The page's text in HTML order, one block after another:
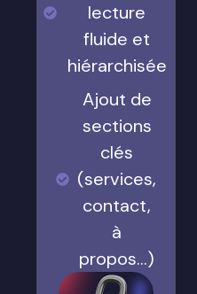
lecture
fluide et
hiérarchisée
Ajout de
sections
clés
(services,
contact,
à
propos…)